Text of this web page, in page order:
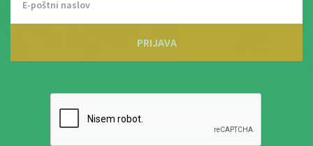
PRIJAVA